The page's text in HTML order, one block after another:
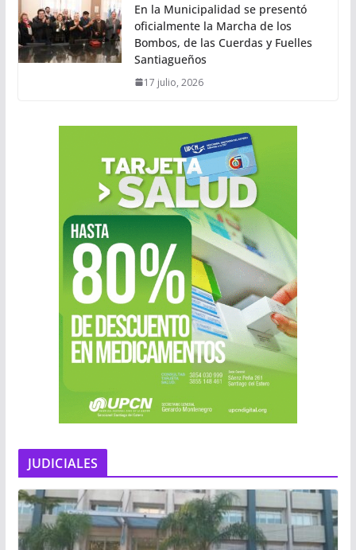
En la Municipalidad se presentó
oficialmente la Marcha de los
Bombos, de las Cuerdas y Fuelles
Santiagueños
17 julio, 2026
JUDICIALES